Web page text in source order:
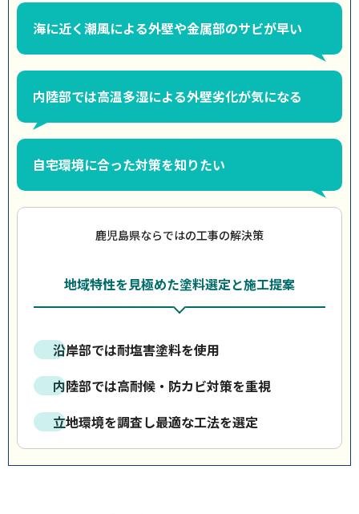
海に近く潮風による外壁や金属部のサビが早い
内陸部では高温多湿による外壁劣化が気になる
自宅環境に合った対策を知りたい
鹿児島県ならではの工事の解決策
地域特性を見極めた塗料選定と施工提案
沿岸部では耐塩害塗料を使用
内陸部では高耐候・防カビ対策を重視
立地環境を調査し最適な工法を選定